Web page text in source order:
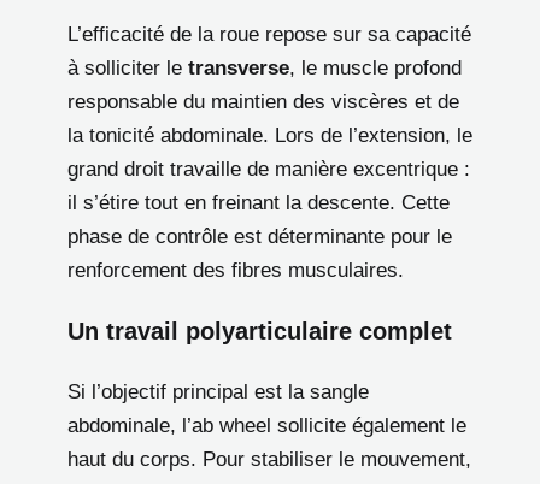
L’efficacité de la roue repose sur sa capacité
à solliciter le transverse, le muscle profond
responsable du maintien des viscères et de
la tonicité abdominale. Lors de l’extension, le
grand droit travaille de manière excentrique :
il s’étire tout en freinant la descente. Cette
phase de contrôle est déterminante pour le
renforcement des fibres musculaires.
Un travail polyarticulaire complet
Si l’objectif principal est la sangle
abdominale, l’ab wheel sollicite également le
haut du corps. Pour stabiliser le mouvement,